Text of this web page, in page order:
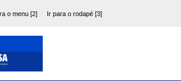
o menu [2] Ir para o rodapé [3]